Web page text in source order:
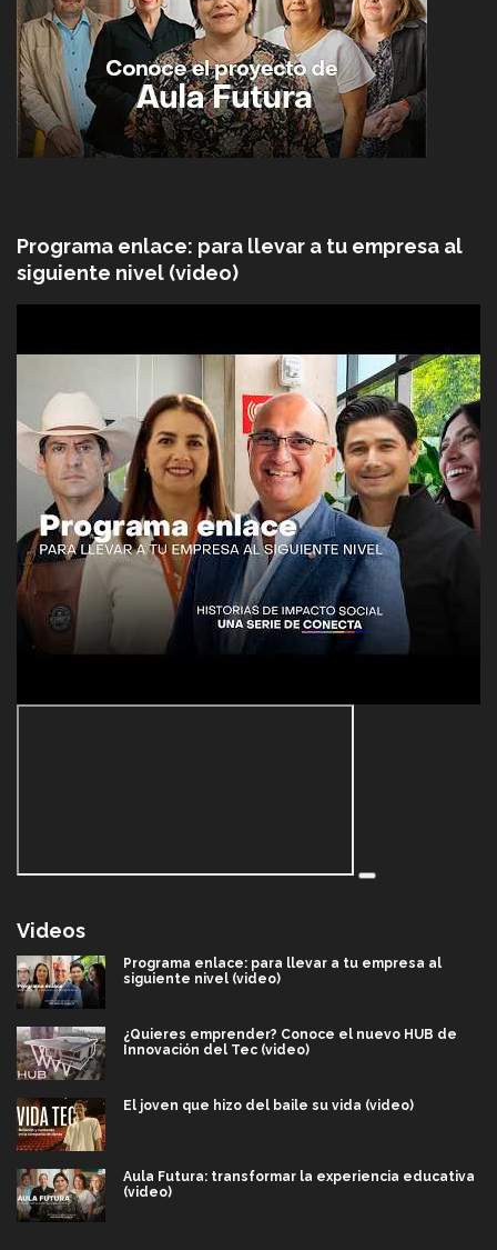
Programa enlace: para llevar a tu empresa al
siguiente nivel (video)
Videos
Programa enlace: para llevar a tu empresa al
siguiente nivel (video)
¿Quieres emprender? Conoce el nuevo HUB de
Innovación del Tec (video)
El joven que hizo del baile su vida (video)
Aula Futura: transformar la experiencia educativa
(video)